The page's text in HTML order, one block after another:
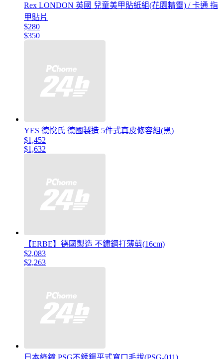
Rex LONDON 英國 兒童美甲貼紙組(花園精靈) / 卡通 指
甲貼片
$280
$350
YES 德悅氏 德國製造 5件式真皮修容組(黑)
$1,452
$1,632
【ERBE】德國製造 不鏽鋼打薄剪(16cm)
$2,083
$2,263